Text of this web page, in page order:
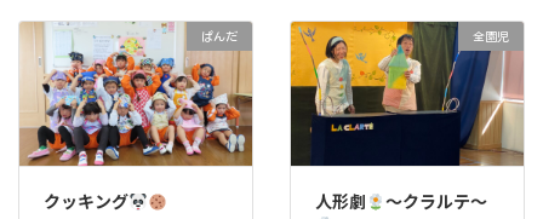
ぱんだ
クッキング
全園児
人形劇 ～クラルテ～